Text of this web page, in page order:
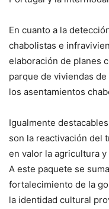
En cuanto a la
chabolistas e
elaboración de planes
parque de viviendas
los asentamientos
Igualmente
son la reactivación del
en valor la agricultura
A este paquete se
fortalecimiento de la
la identidad cultural